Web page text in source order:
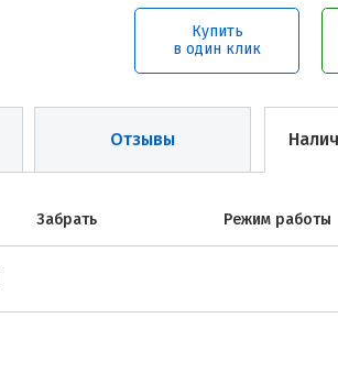
Купить
в один клик
Отзывы
Забрать Режим работы